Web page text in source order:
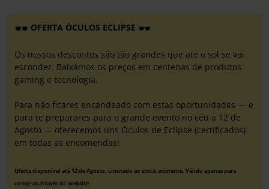
OFERTA ÓCULOS ECLIPSE
Os nossos descontos são tão grandes que até o sol se vai
esconder. Baixámos os preços em centenas de produtos
gaming e tecnologia.
Para não ficares encandeado com estas oportunidades — e
para te preparares para o grande evento no céu a 12 de
Agosto — oferecemos uns Óculos de Eclipse (certificados)
em todas as encomendas!
Oferta disponível até 12 de Agosto. Limitado ao stock existente. Válido apenas para
compras através do website.